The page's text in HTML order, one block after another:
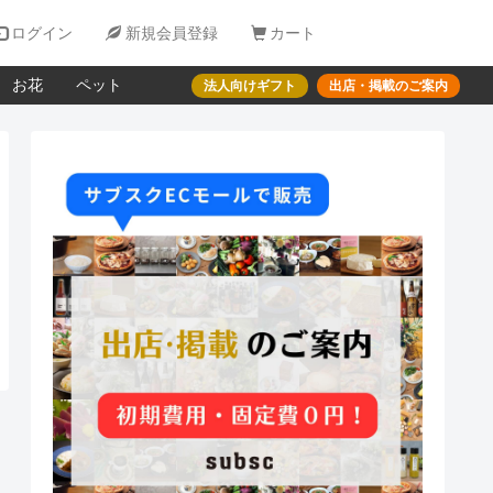
ログイン  新規会員登録  カート
お花 ペット 法人向けギフト 出店・掲載のご案内